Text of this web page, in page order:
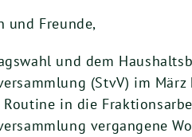
und Freunde,
und dem
(StvV) im
in die
vergangene